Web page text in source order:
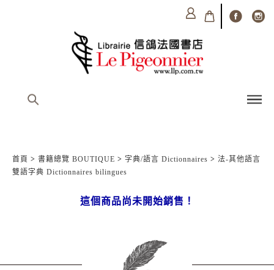
首頁 > 書籍總覽 BOUTIQUE > 字典/語言 Dictionnaires > 法-其他語言
雙語字典 Dictionnaires bilingues
這個商品尚未開始銷售！